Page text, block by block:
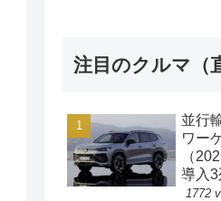
注目のクルマ（
並行
ワー
（
導入
要・
1772